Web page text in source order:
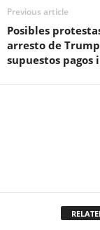
Previous article
Posibles
arresto de
supuestos pagos